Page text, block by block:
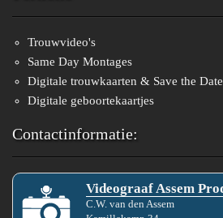
Trouwvideo's
Same Day Montages
Digitale trouwkaarten & Save the
Digitale geboortekaartjes
Contactinformatie:
Videograaf Assem
C.W. van den Assem